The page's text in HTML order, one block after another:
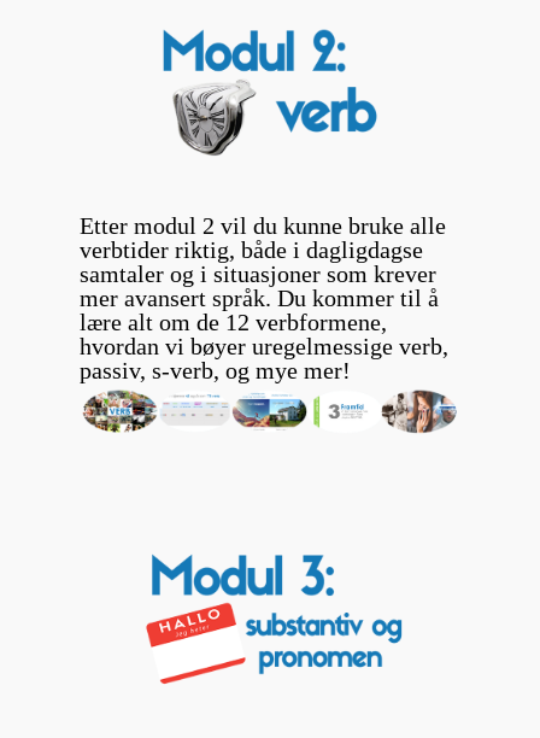
Etter modul 2 vil du kunne bruke alle
verbtider riktig, både i dagligdagse
samtaler og i situasjoner som krever
mer avansert språk. Du kommer til å
lære alt om de 12 verbformene,
hvordan vi bøyer uregelmessige verb,
passiv, s-verb, og mye mer!